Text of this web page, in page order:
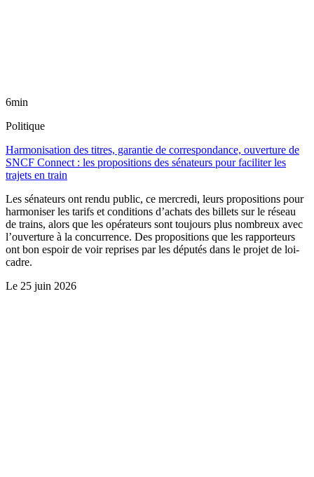
6min
Politique
Harmonisation des titres, garantie de correspondance, ouverture de
SNCF Connect : les propositions des sénateurs pour faciliter les
trajets en train
Les sénateurs ont rendu public, ce mercredi, leurs propositions pour
harmoniser les tarifs et conditions d’achats des billets sur le réseau
de trains, alors que les opérateurs sont toujours plus nombreux avec
l’ouverture à la concurrence. Des propositions que les rapporteurs
ont bon espoir de voir reprises par les députés dans le projet de loi-
cadre.
Le 25 juin 2026